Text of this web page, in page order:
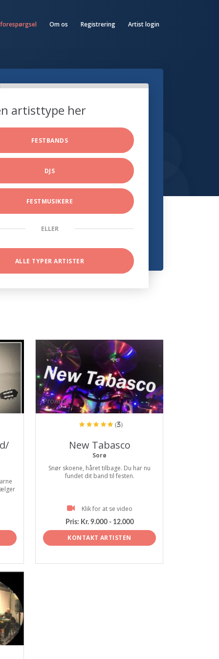
Om os Registrering Artist login
artisttype her
FESTBANDS
DJS
FESTMUSIKERE
ELLER
ALLE TYPER ARTISTER
ProArtist
(3)
New Tabasco
Sorø
Snør skoene, håret tilbage. Du har nu
fundet dit band til festen.
Klik for at se video
Pris: Kr. 9.000 - 12.000
KONTAKT ARTISTEN